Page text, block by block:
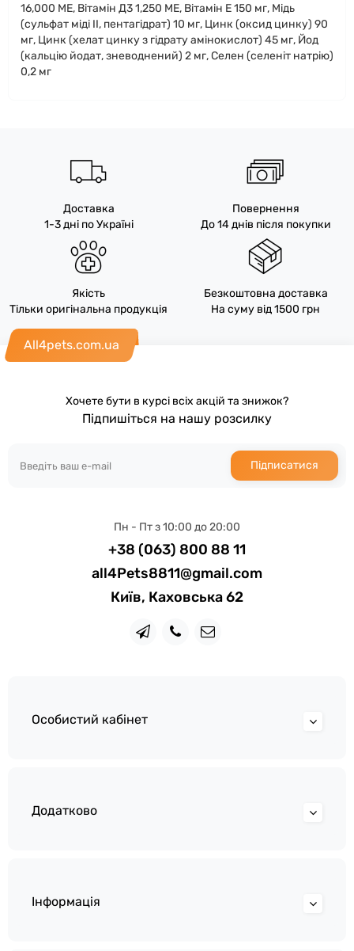
16,000 ME, Вітамін Д3 1,250 ME, Вітамін Е 150 мг, Мідь
(сульфат міді II, пентагідрат) 10 мг, Цинк (оксид цинку) 90
мг, Цинк (хелат цинку з гідрату амінокислот) 45 мг, Йод
(кальцію йодат, зневоднений) 2 мг, Селен (селеніт натрію)
0,2 мг
Доставка
1-3 дні по Україні
Повернення
До 14 днів після покупки
Якість
Тільки оригінальна продукція
Безкоштовна доставка
На суму від 1500 грн
All4pets.com.ua
Хочете бути в курсі всіх акцій та знижок?
Підпишіться на нашу розсилку
Підписатися
Пн - Пт з 10:00 до 20:00
+38 (063) 800 88 11
all4Pets8811@gmail.com
Київ, Каховська 62
Особистий кабінет
Додатково
Інформація